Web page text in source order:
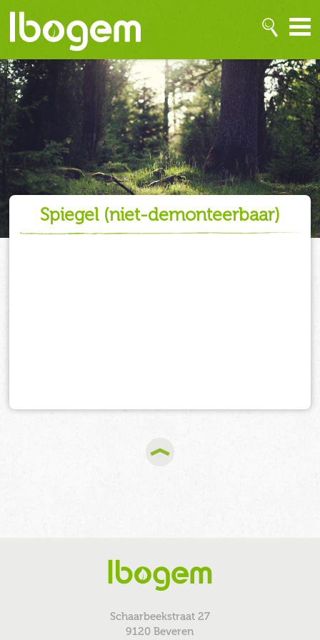
spiegel (niet-demonteerbaar)
Schaarbeekstraat 27
9120 Beveren